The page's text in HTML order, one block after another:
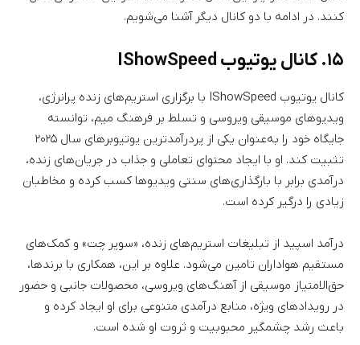
کنند. در ادامه با دو کانال دیگر آشنا می‌شویم.
۱۵. کانال یوتیوب IShowSpeed
کانال یوتیوب IShowSpeed با برگزاری استریم‌های زنده پرانرژی،
ویدیوهای موسیقی ویروسی و تسلط بر فرهنگ میم، توانسته
جایگاه خود را به‌عنوان یکی از پردرآمدترین یوتیوبرهای سال ۲۰۲۵
تثبیت کند. او با ایجاد محتوای تعاملی و جذاب در جریان‌های زنده،
درآمدی برابر با بارگذاری‌های سنتی ویدیوها کسب کرده و مخاطبان
زیادی را درگیر کرده است.
درآمد اسپید از تبلیغات استریم‌های زنده، «سوپر چت» و کمک‌های
مستقیم هواداران تامین می‌شود. علاوه بر این، همکاری با برندها،
حق‌الامتیاز موسیقی از آهنگ‌های ویروسی، محصولات جانبی و حضور
در رویدادهای ویژه، منابع درآمدی متنوعی برای او ایجاد کرده و
باعث رشد چشمگیر محبوبیت و ثروت او شده است.